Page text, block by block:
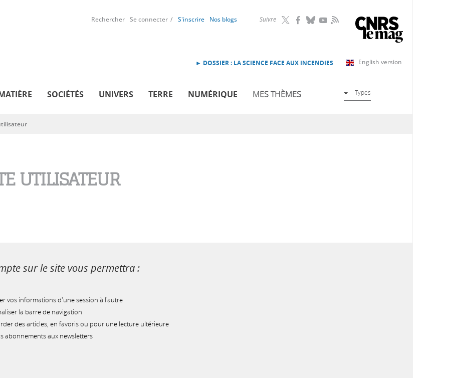
Suivre RSS
Rechercher Se connecter S'inscrire Nos blogs
English version
► DOSSIER : LA SCIENCE FACE AUX INCENDIES
SOCIÉTÉS UNIVERS TERRE NUMÉRIQUE MES THÈMES Types
UTILISATEUR
sur le site vous permettra :
vos informations d'une session à l'autre
la barre de navigation
des articles, en favoris ou pour une lecture ultérieure
abonnements aux newsletters